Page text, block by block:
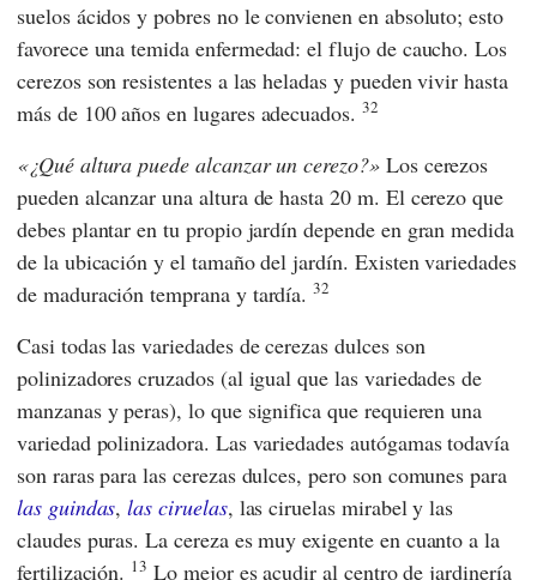
suelos ácidos y pobres no le convienen en absoluto; esto
favorece una temida enfermedad: el flujo de caucho. Los
cerezos son resistentes a las heladas y pueden vivir hasta
más de 100 años en lugares adecuados. 32
¿Qué altura puede alcanzar un cerezo? Los cerezos
pueden alcanzar una altura de hasta 20 m. El cerezo que
debes plantar en tu propio jardín depende en gran medida
de la ubicación y el tamaño del jardín. Existen variedades
de maduración temprana y tardía.32
Casi todas las variedades de cerezas dulces son
polinizadores cruzados (al igual que las variedades de
manzanas y peras), lo que significa que requieren una
variedad polinizadora. Las variedades autógamas todavía
son raras para las cerezas dulces, pero son comunes para
las guindas,las ciruelas, las ciruelas mirabel y las
claudes puras. La cereza es muy exigente en cuanto a la
fertilización. 13 Lo mejor es acudir al centro de jardinería